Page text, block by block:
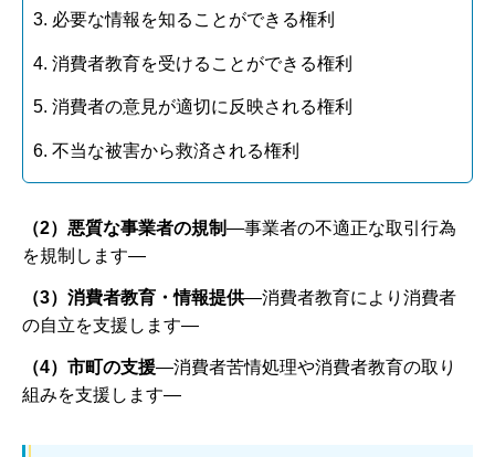
必要な情報を知ることができる権利
消費者教育を受けることができる権利
消費者の意見が適切に反映される権利
不当な被害から救済される権利
（2）悪質な事業者の規制―事業者の不適正な取引行為
を規制します―
（3）消費者教育・情報提供―消費者教育により消費者
の自立を支援します―
（4）市町の支援―消費者苦情処理や消費者教育の取り
組みを支援します―